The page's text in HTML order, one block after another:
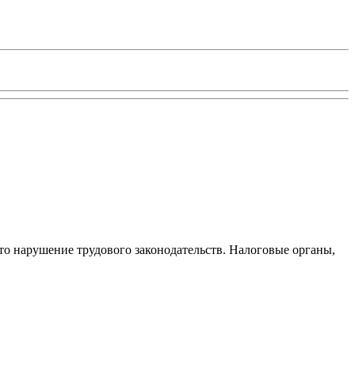
нарушение трудового законодательств. Налоговые органы,